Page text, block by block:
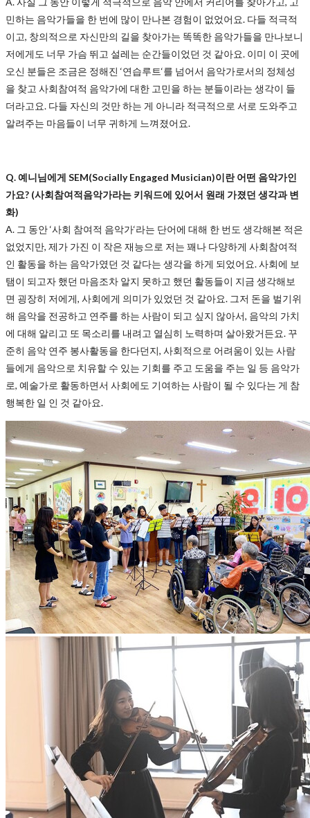
민하는 음악가들을 한 번에 많이 만나본 경험이 없었어요. 다들 적극적
이고, 창의적으로 자신만의 길을 찾아가는 똑똑한 음악가들을 만나보니
저에게도 너무 가슴 뛰고 설레는 순간들이었던 것 같아요. 이미 이 곳에
오신 분들은 조금은 정해진 ‘연습루트‘를 넘어서 음악가로서의 정체성
을 찾고 사회참여적 음악가에 대한 고민을 하는 분들이라는 생각이 들
더라고요. 다들 자신의 것만 하는 게 아니라 적극적으로 서로 도와주고
알려주는 마음들이 너무 귀하게 느껴졌어요.
Q. 예니님에게 SEM(Socially Engaged Musician)이란 어떤 음악가인
가요? (사회참여적음악가라는 키워드에 있어서 원래 가졌던 생각과 변
화)
A. 그 동안 ‘사회 참여적 음악가‘라는 단어에 대해 한 번도 생각해본 적은
없었지만, 제가 가진 이 작은 재능으로 저는 꽤나 다양하게 사회참여적
인 활동을 하는 음악가였던 것 같다는 생각을 하게 되었어요. 사회에 보
탬이 되고자 했던 마음조차 알지 못하고 했던 활동들이 지금 생각해보
면 굉장히 저에게, 사회에게 의미가 있었던 것 같아요. 그저 돈을 벌기위
해 음악을 전공하고 연주를 하는 사람이 되고 싶지 않아서, 음악의 가치
에 대해 알리고 또 목소리를 내려고 열심히 노력하며 살아왔거든요. 꾸
준히 음악 연주 봉사활동을 한다던지, 사회적으로 어려움이 있는 사람
들에게 음악으로 치유할 수 있는 기회를 주고 도움을 주는 일 등 음악가
로, 예술가로 활동하면서 사회에도 기여하는 사람이 될 수 있다는 게 참
행복한 일 인 것 같아요.